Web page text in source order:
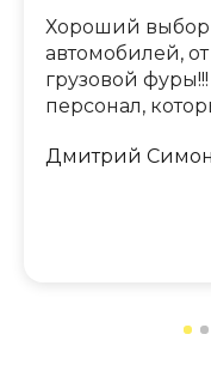
Хороший
автомобилей,
грузовой
персонал,
Дмитрий